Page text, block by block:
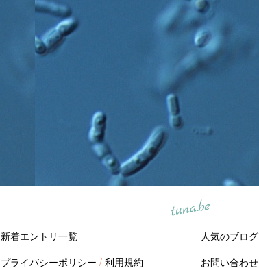
tuna.be
新着エントリ一覧 人気のブログ
プライバシーポリシー / 利用規約 お問い合わせ